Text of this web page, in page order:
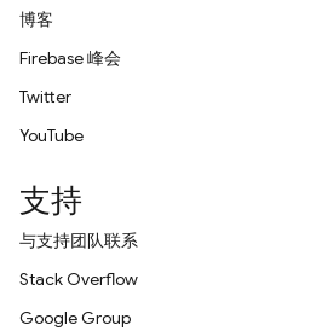
博客
Firebase 峰会
Twitter
YouTube
支持
与支持团队联系
Stack Overflow
Google Group